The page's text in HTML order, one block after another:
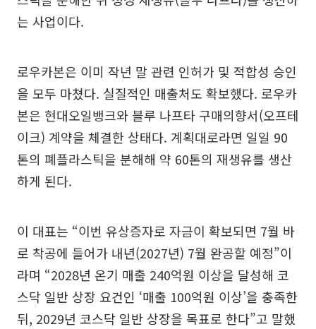
는 사업이다.
로우카본은 이미 작년 말 관련 인허가 및 적합성 승인
을 모두 마쳤다. 실질적인 매출처도 확보했다. 로우카
본은 현대오일뱅크와 블루 나프타 구매의향서(오프테
이크) 계약을 체결한 상태다. 계획대로라면 일일 90
톤의 폐플라스틱을 분해해 약 60톤의 재생유를 생산
하게 된다.
이 대표는 “이번 유상증자로 자금이 확보되면 7월 바
로 착공에 들어가 내년(2027년) 7월 완공할 예정”이
라며 “2028년 온기 매출 240억원 이상을 달성해 코
스닥 일반 상장 요건인 ‘매출 100억원 이상’을 충족한
뒤, 2029년 코스닥 일반 상장을 목표로 한다”고 말했